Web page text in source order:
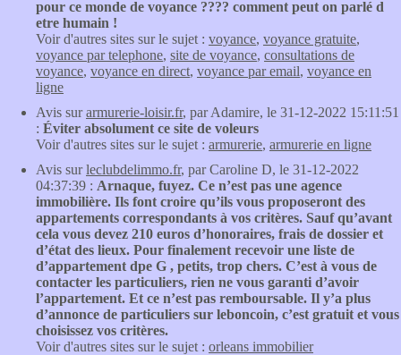
pour ce monde de voyance ???? comment peut on parlé d
etre humain !
Voir d'autres sites sur le sujet : voyance, voyance gratuite,
voyance par telephone, site de voyance, consultations de
voyance, voyance en direct, voyance par email, voyance en
ligne
Avis surarmurerie-loisir.fr, par Adamire, le 31-12-2022 15:11:51
: Éviter absolument ce site de voleurs
Voir d'autres sites sur le sujet : armurerie, armurerie en ligne
Avis surleclubdelimmo.fr, par Caroline D, le 31-12-2022
04:37:39 : Arnaque, fuyez. Ce n’est pas une agence
immobilière. Ils font croire qu’ils vous proposeront des
appartements correspondants à vos critères. Sauf qu’avant
cela vous devez 210 euros d’honoraires, frais de dossier et
d’état des lieux. Pour finalement recevoir une liste de
d’appartement dpe G , petits, trop chers. C’est à vous de
contacter les particuliers, rien ne vous garanti d’avoir
l’appartement. Et ce n’est pas remboursable. Il y’a plus
d’annonce de particuliers sur leboncoin, c’est gratuit et vous
choisissez vos critères.
Voir d'autres sites sur le sujet : orleans immobilier